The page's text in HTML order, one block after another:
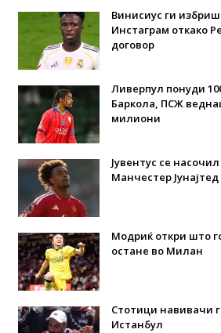
Винисиус ги
Инстаграм откако
договор
Ливерпул понуди
Баркола, ПСЖ
милиони
Јувентус се
Манчестер Јунајтед
Модриќ откри што
остане во Милан
Стотици навивачи
Истанбул